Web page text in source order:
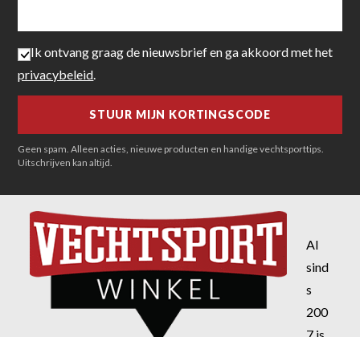
Ik ontvang graag de nieuwsbrief en ga akkoord met het
privacybeleid.
Geen spam. Alleen acties, nieuwe producten en handige vechtsporttips.
Uitschrijven kan altijd.
Al
sind
s
200